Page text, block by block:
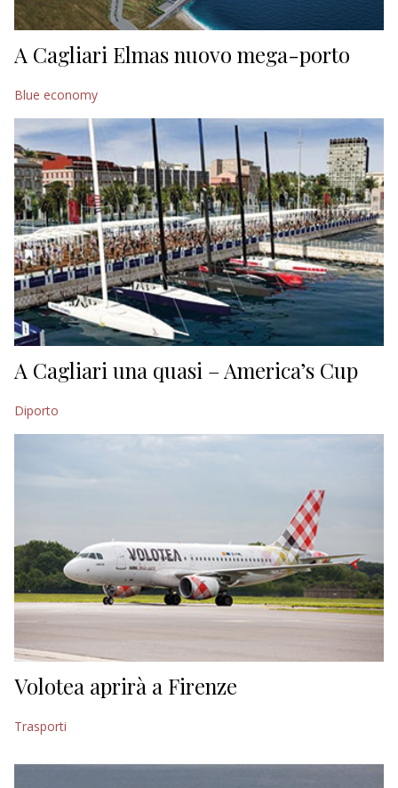
A Cagliari Elmas nuovo mega-porto
Blue economy
A Cagliari una quasi – America’s Cup
Diporto
Volotea aprirà a Firenze
Trasporti